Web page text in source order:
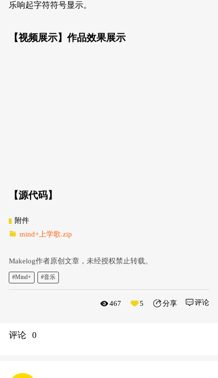
乐响起字符符号显示。
【视频展示】作品效果展示
【源代码】
附件
mind+上学歌.zip
Makelog作者原创文章，未经授权禁止转载。
#Mind+ #音乐
467 5 分享
评论 0
评论